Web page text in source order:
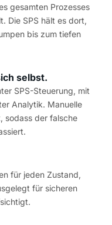
gesamten Prozesses
Die SPS hält es dort,
bis zum tiefen
selbst.
SPS-Steuerung, mit
Analytik. Manuelle
sodass der falsche
für jeden Zustand,
für sicheren